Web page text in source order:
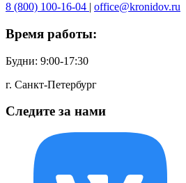
8 (800) 100-16-04 | office@kronidov.ru
Время работы:
Будни: 9:00-17:30
г. Санкт-Петербург
Следите за нами